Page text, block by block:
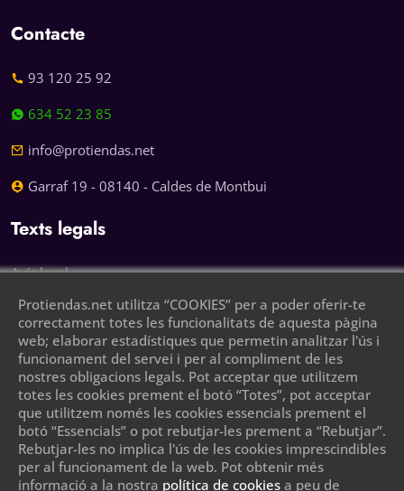
Contacte
93 120 25 92
634 52 23 85
info@protiendas.net
Garraf 19 - 08140 - Caldes de Montbui
Texts legals
Avís legal
Política de privacitat
Política de cookies
Deixa el teu telèfon i et trucarem
Protiendas.net utilitza “COOKIES” per a poder oferir-te
correctament totes les funcionalitats de aquesta pàgina
web; elaborar estadístiques que permetin analitzar l'ús i
funcionament del servei i per al compliment de les
nostres obligacions legals. Pot acceptar que utilitzem
totes les cookies prement el botó “Totes”, pot acceptar
que utilitzem només les cookies essencials prement el
botó “Essencials” o pot rebutjar-les prement a “Rebutjar”.
Rebutjar-les no implica l'ús de les cookies imprescindibles
per al funcionament de la web. Pot obtenir més
informació a la nostra política de cookies a peu de